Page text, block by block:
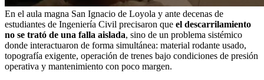
En el aula magna San Ignacio de Loyola y ante decenas de
estudiantes de Ingeniería Civil precisaron que el descarrilamiento
no se trató de una falla aislada, sino de un problema sistémico
donde interactuaron de forma simultánea: material rodante usado,
topografía exigente, operación de trenes bajo condiciones de presión
operativa y mantenimiento con poco margen.